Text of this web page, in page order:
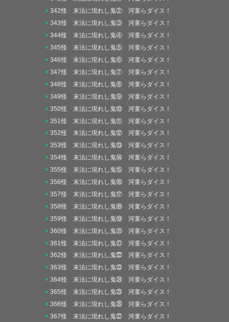
342怪 末法に現れし鬼② 河童らダイス！
343怪 末法に現れし鬼③ 河童らダイス！
344怪 末法に現れし鬼④ 河童らダイス！
345怪 末法に現れし鬼⑤ 河童らダイス！
346怪 末法に現れし鬼⑥ 河童らダイス！
347怪 末法に現れし鬼⑦ 河童らダイス！
348怪 末法に現れし鬼⑧ 河童らダイス！
349怪 末法に現れし鬼⑨ 河童らダイス！
350怪 末法に現れし鬼⑩ 河童らダイス！
351怪 末法に現れし鬼⑪ 河童らダイス！
352怪 末法に現れし鬼⑫ 河童らダイス！
353怪 末法に現れし鬼⑬ 河童らダイス！
354怪 末法に現れし鬼⑭ 河童らダイス！
355怪 末法に現れし鬼⑮ 河童らダイス！
356怪 末法に現れし鬼⑯ 河童らダイス！
357怪 末法に現れし鬼⑰ 河童らダイス！
358怪 末法に現れし鬼⑱ 河童らダイス！
359怪 末法に現れし鬼⑲ 河童らダイス！
360怪 末法に現れし鬼⑳ 河童らダイス！
361怪 末法に現れし鬼㉑ 河童らダイス！
362怪 末法に現れし鬼㉒ 河童らダイス！
363怪 末法に現れし鬼㉓ 河童らダイス！
364怪 末法に現れし鬼㉔ 河童らダイス！
365怪 末法に現れし鬼㉕ 河童らダイス！
366怪 末法に現れし鬼㉖ 河童らダイス！
367怪 末法に現れし鬼㉗ 河童らダイス！